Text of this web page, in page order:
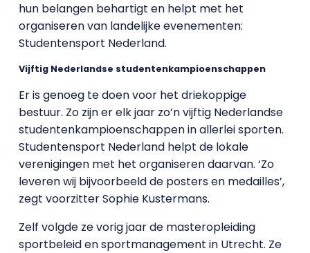
hun belangen behartigt en helpt met het
organiseren van landelijke evenementen:
Studentensport Nederland.
Vijftig Nederlandse studentenkampioenschappen
Er is genoeg te doen voor het driekoppige
bestuur. Zo zijn er elk jaar zo’n vijftig Nederlandse
studentenkampioenschappen in allerlei sporten.
Studentensport Nederland helpt de lokale
verenigingen met het organiseren daarvan. ‘Zo
leveren wij bijvoorbeeld de posters en medailles’,
zegt voorzitter Sophie Kustermans.
Zelf volgde ze vorig jaar de masteropleiding
sportbeleid en sportmanagement in Utrecht. Ze